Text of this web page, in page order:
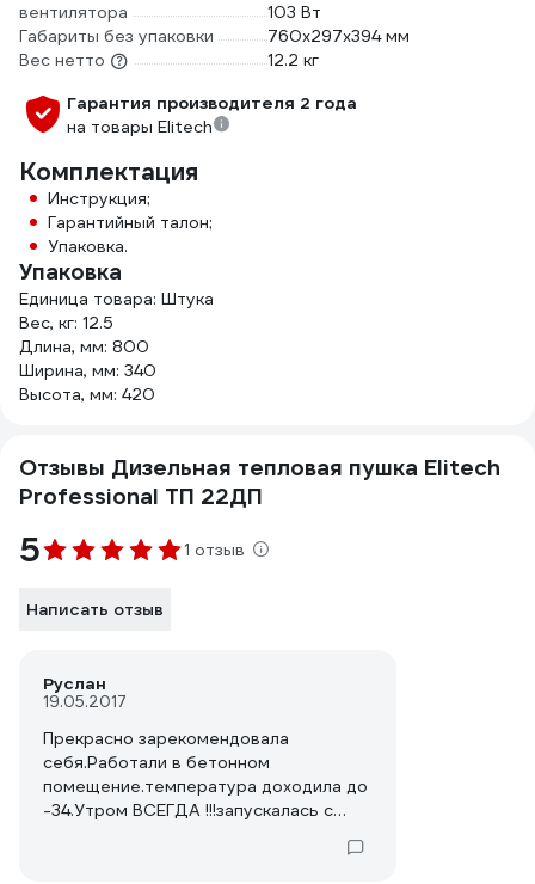
вентилятора
103 Вт
Габариты без упаковки
760x297x394 мм
Вес нетто
12.2 кг
Гарантия производителя 2 года
на товары Elitech
Комплектация
Инструкция;
Гарантийный талон;
Упаковка.
Упаковка
Единица товара: Штука
Вес, кг: 12.5
Длина, мм: 800
Ширина, мм: 340
Высота, мм: 420
Отзывы Дизельная тепловая пушка Elitech
Professional ТП 22ДП
5 1 отзыв
Написать отзыв
Руслан
19.05.2017
Прекрасно зарекомендовала
себя.Работали в бетонном
помещение.температура доходила до
-34.Утром ВСЕГДА !!!запускалась с